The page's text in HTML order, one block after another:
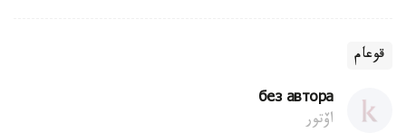
قوعام
без автора
اۆتور